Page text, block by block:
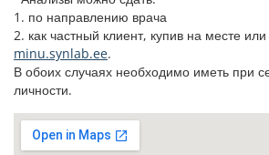
1. по направлению врача
2. как частный клиент, купив на месте
minu.synlab.ee.
В обоих случаях необходимо иметь при
личности.